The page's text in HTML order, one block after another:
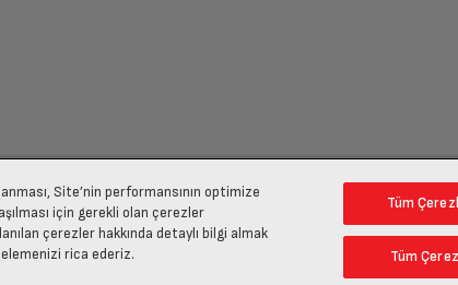
Site’nin performansının optimize
için gerekli olan çerezler
çerezler hakkında detaylı bilgi almak
rica ederiz.
Tüm
Tüm